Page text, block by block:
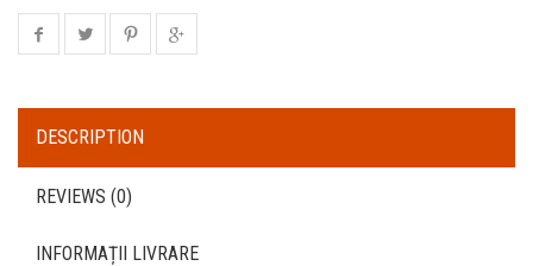
DESCRIPTION
REVIEWS (0)
INFORMAȚII LIVRARE